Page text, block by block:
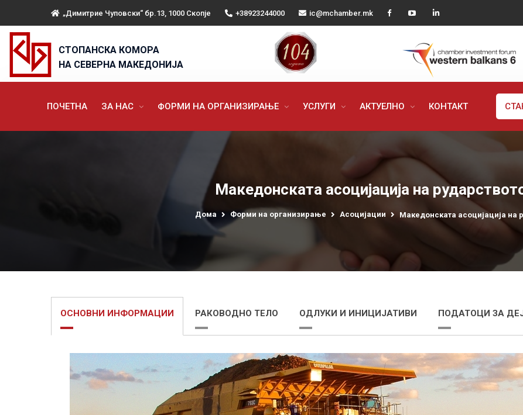
„Димитрие Чуповски“ бр.13, 1000 Скопје +38923244000 ic@mchamber.mk
СТОПАНСКА КОМОРА
НА СЕВЕРНА МАКЕДОНИЈА
ПОЧЕТНА ЗА НАС ФОРМИ НА ОРГАНИЗИРАЊЕ УСЛУГИ АКТУЕЛНО КОНТАКТ
Македонската асоцијација на
Дома Форми на организирање Асоцијации Македонската асоцијација на
ОСНОВНИ ИНФОРМАЦИИ РАКОВОДНО ТЕЛО ОДЛУКИ И ИНИЦИЈАТИВИ ПОДАТОЦИ ЗА